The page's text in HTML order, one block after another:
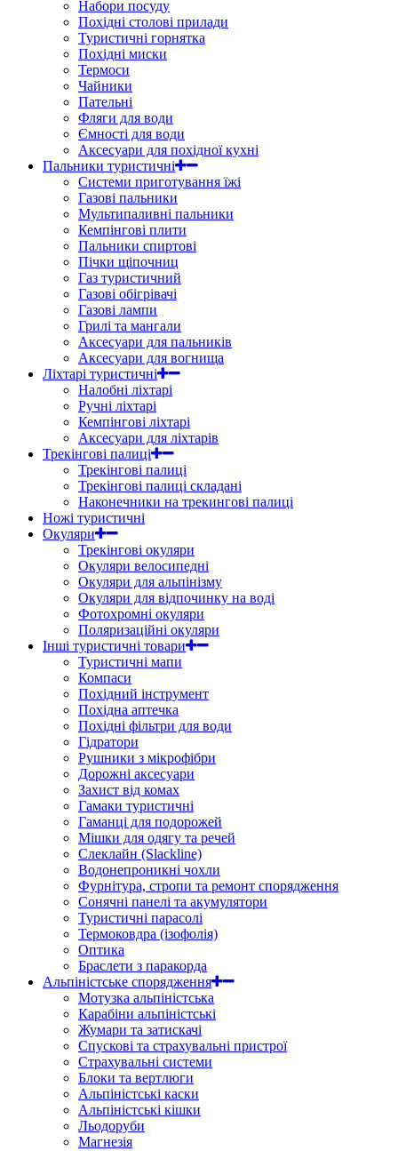
Набори посуду
Похідні столові прилади
Туристичні горнятка
Похідні миски
Термоси
Чайники
Пательні
Фляги для води
Ємності для води
Аксесуари для похідної кухні
Пальники туристичні
Системи приготування їжі
Газові пальники
Мультипаливні пальники
Кемпінгові плити
Пальники спиртові
Пічки щіпочниц
Газ туристичний
Газові обігрівачі
Газові лампи
Грилі та мангали
Аксесуари для пальників
Аксесуари для вогнища
Ліхтарі туристичні
Налобні ліхтарі
Ручні ліхтарі
Кемпінгові ліхтарі
Аксесуари для ліхтарів
Трекінгові палиці
Трекінгові палиці
Трекінгові палиці складані
Наконечники на трекингові палиці
Ножі туристичні
Окуляри
Трекінгові окуляри
Окуляри велосипедні
Окуляри для альпінізму
Окуляри для відпочинку на воді
Фотохромні окуляри
Поляризаційні окуляри
Інші туристичні товари
Туристичні мапи
Компаси
Похідний інструмент
Похідна аптечка
Похідні фільтри для води
Гідратори
Рушники з мікрофібри
Дорожні аксесуари
Захист від комах
Гамаки туристичні
Гаманці для подорожей
Мішки для одягу та речей
Слеклайн (Slackline)
Водонепроникні чохли
Фурнітура, стропи та ремонт спорядження
Сонячні панелі та акумулятори
Туристичні парасолі
Термоковдра (ізофолія)
Оптика
Браслети з паракорда
Альпіністське спорядження
Мотузка альпіністська
Карабіни альпіністські
Жумари та затискачі
Спускові та страхувальні пристрої
Страхувальні системи
Блоки та вертлюги
Альпіністські каски
Альпіністські кішки
Льодоруби
Магнезія